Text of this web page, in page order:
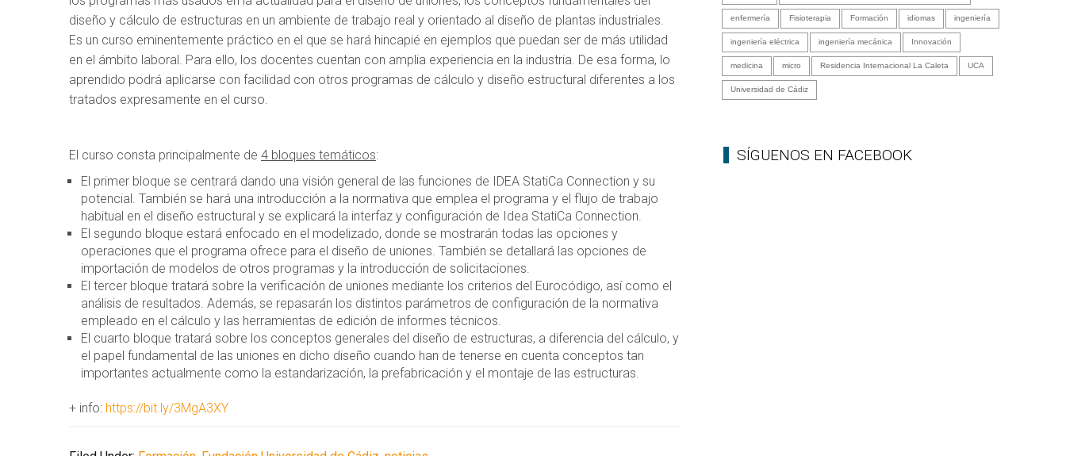
diseño y cálculo de estructuras en un ambiente de trabajo real y orientado al diseño de plantas industriales.
Es un curso eminentemente práctico en el que se hará hincapié en ejemplos que puedan ser de más utilidad
en el ámbito laboral. Para ello, los docentes cuentan con amplia experiencia en la industria. De esa forma, lo
aprendido podrá aplicarse con facilidad con otros programas de cálculo y diseño estructural diferentes a los
tratados expresamente en el curso.
El curso consta principalmente de 4 bloques temáticos:
El primer bloque se centrará dando una visión general de las funciones de IDEA StatiCa Connection y su
potencial. También se hará una introducción a la normativa que emplea el programa y el flujo de trabajo
habitual en el diseño estructural y se explicará la interfaz y configuración de Idea StatiCa Connection.
El segundo bloque estará enfocado en el modelizado, donde se mostrarán todas las opciones y
operaciones que el programa ofrece para el diseño de uniones. También se detallará las opciones de
importación de modelos de otros programas y la introducción de solicitaciones.
El tercer bloque tratará sobre la verificación de uniones mediante los criterios del Eurocódigo, así como el
análisis de resultados. Además, se repasarán los distintos parámetros de configuración de la normativa
empleado en el cálculo y las herramientas de edición de informes técnicos.
El cuarto bloque tratará sobre los conceptos generales del diseño de estructuras, a diferencia del cálculo, y
el papel fundamental de las uniones en dicho diseño cuando han de tenerse en cuenta conceptos tan
importantes actualmente como la estandarización, la prefabricación y el montaje de las estructuras.
+ info: https://bit.ly/3MgA3XY
enfermería Fisioterapia Formación idiomas ingeniería
ingeniería eléctrica ingeniería mecánica Innovación
medicina micro Residencia Internacional La Caleta UCA
Universidad de Cádiz
SÍGUENOS EN FACEBOOK